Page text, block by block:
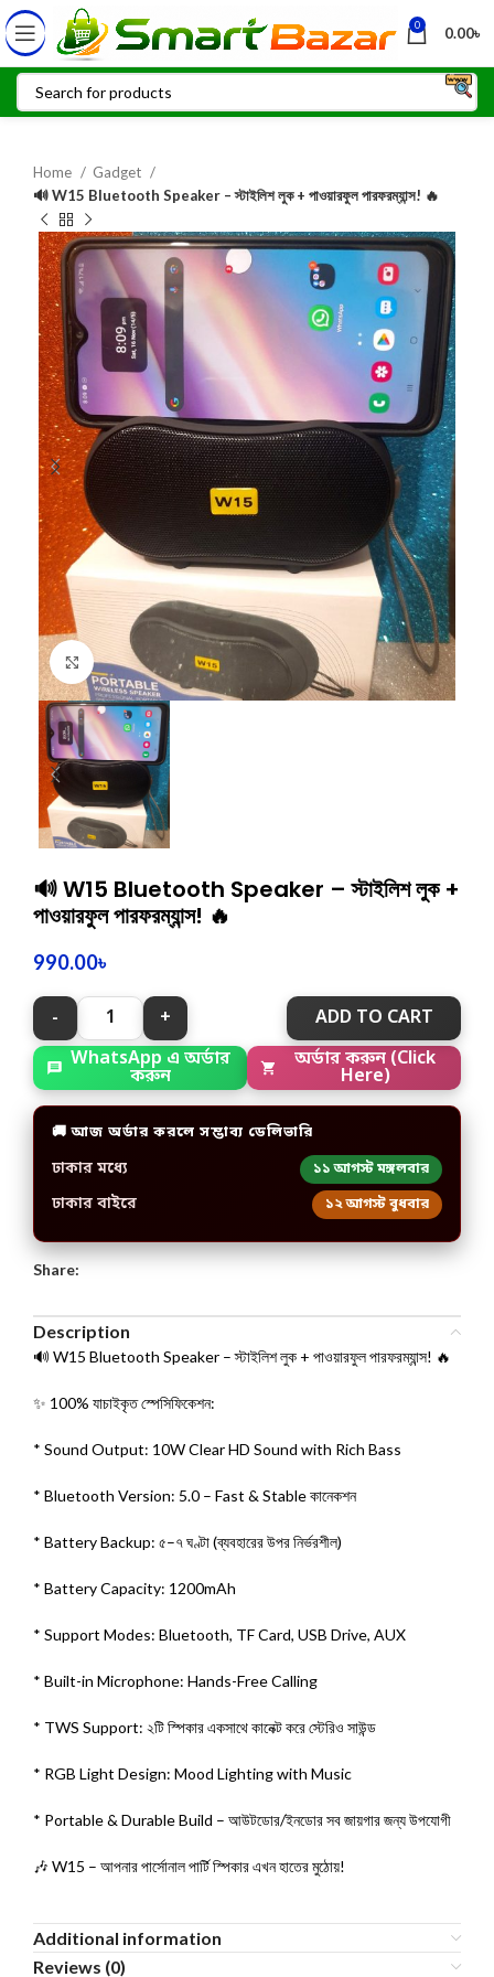
0 0.00৳
Home
Gadget
🔊 W15 Bluetooth Speaker – স্টাইলিশ লুক + পাওয়ারফুল পারফরম্যান্স! 🔥
Click to enlarge
🔊 W15 Bluetooth Speaker – স্টাইলিশ লুক +
পাওয়ারফুল পারফরম্যান্স! 🔥
990.00৳
ADD TO CART
WhatsApp এ অর্ডার
করুন
অর্ডার করুন (Click
Here)
🚚 আজ অর্ডার করলে সম্ভাব্য ডেলিভারি
ঢাকার মধ্যে ১১ আগস্ট মঙ্গলবার
ঢাকার বাইরে ১২ আগস্ট বুধবার
Share:
Description
🔊 W15 Bluetooth Speaker – স্টাইলিশ লুক + পাওয়ারফুল পারফরম্যান্স! 🔥
✨ 100% যাচাইকৃত স্পেসিফিকেশন:
* Sound Output: 10W Clear HD Sound with Rich Bass
* Bluetooth Version: 5.0 – Fast & Stable কানেকশন
* Battery Backup: ৫–৭ ঘণ্টা (ব্যবহারের উপর নির্ভরশীল)
* Battery Capacity: 1200mAh
* Support Modes: Bluetooth, TF Card, USB Drive, AUX
* Built-in Microphone: Hands-Free Calling
* TWS Support: ২টি স্পিকার একসাথে কানেক্ট করে স্টেরিও সাউন্ড
* RGB Light Design: Mood Lighting with Music
* Portable & Durable Build – আউটডোর/ইনডোর সব জায়গার জন্য উপযোগী
🎶 W15 – আপনার পার্সোনাল পার্টি স্পিকার এখন হাতের মুঠোয়!
Additional information
Reviews (0)